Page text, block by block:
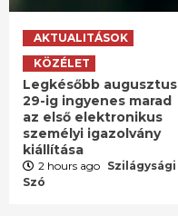
AKTUALITÁSOK
KÖZÉLET
Legkésőbb augusztus
29-ig ingyenes marad
az első elektronikus
személyi igazolvány
kiállítása
2 hours ago Szilágysági
Szó